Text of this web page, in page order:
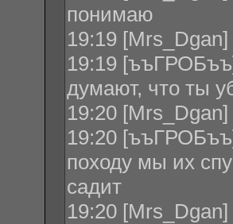
понимаю
19:19
19:19
думают, что ты
19:20
19:20
походу мы их
садит
19:20